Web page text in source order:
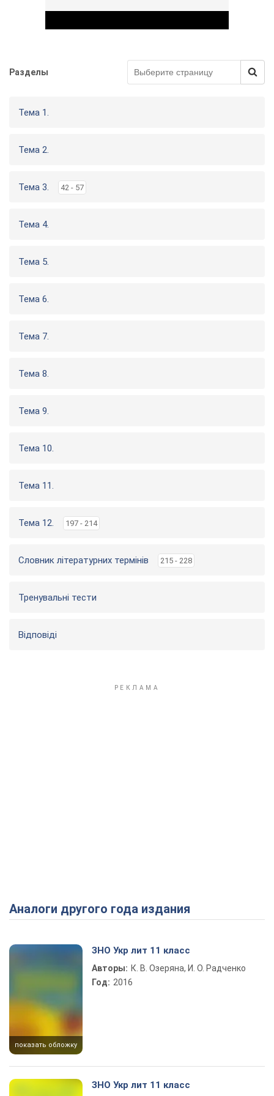
Разделы
Тема 1.
Тема 2.
Тема 3. 42 - 57
Тема 4.
Тема 5.
Тема 6.
Тема 7.
Тема 8.
Тема 9.
Тема 10.
Тема 11.
Тема 12. 197 - 214
Словник літературних термінів 215 - 228
Тренувальні тести
Відповіді
Аналоги другого года издания
показать обложку
ЗНО Укр лит 11 класс
Авторы: К. В. Озеряна, И. О. Радченко
Год: 2016
ЗНО Укр лит 11 класс